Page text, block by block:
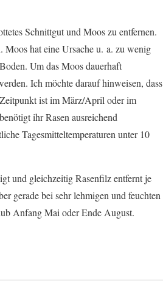
Schnittgut und Moos zu entfernen.
Moos hat eine Ursache u. a. zu wenig
Um das Moos dauerhaft
Ich möchte darauf hinweisen, dass
ist im März/April oder im
ihr Rasen ausreichend
Tagesmitteltemperaturen unter 10
und gleichzeitig Rasenfilz entfernt je
gerade bei sehr lehmigen und feuchten
Anfang Mai oder Ende August.